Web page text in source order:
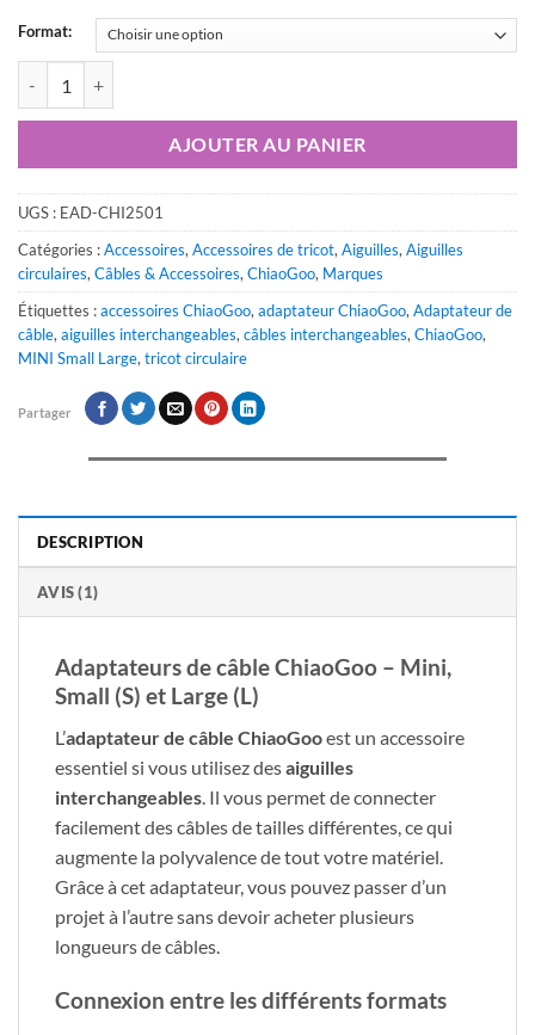
Format:
AJOUTER AU PANIER
UGS : EAD-CHI2501
Catégories :Accessoires, Accessoires de tricot, Aiguilles, Aiguilles
circulaires, Câbles & Accessoires, ChiaoGoo, Marques
Étiquettes :accessoires ChiaoGoo, adaptateur ChiaoGoo, Adaptateur de
câble, aiguilles interchangeables, câbles interchangeables, ChiaoGoo,
MINI Small Large, tricot circulaire
Partager
DESCRIPTION
AVIS (1)
Adaptateurs de câble ChiaoGoo – Mini,
Small (S) et Large (L)
L’adaptateur de câble ChiaoGooest un accessoire
essentiel si vous utilisez desaiguilles
interchangeables . Il vous permet de connecter
facilement des câbles de tailles différentes, ce qui
augmente la polyvalence de tout votre matériel.
Grâce à cet adaptateur, vous pouvez passer d’un
projet à l’autre sans devoir acheter plusieurs
longueurs de câbles.
Connexion entre les différents formats